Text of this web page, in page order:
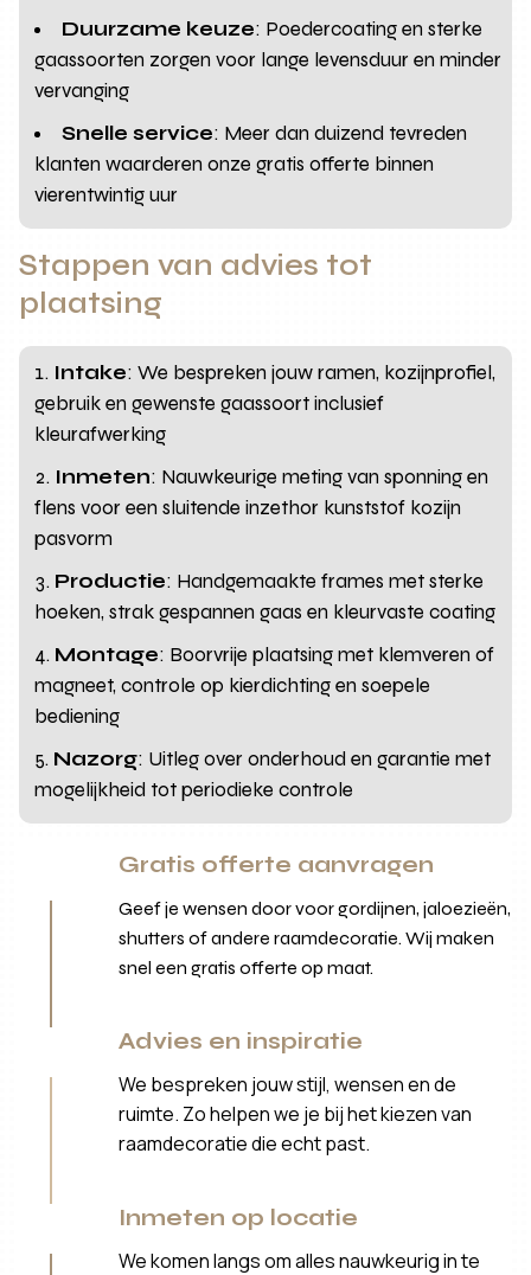
Duurzame keuze: Poedercoating en sterke
gaassoorten zorgen voor lange levensduur en minder
vervanging
Snelle service: Meer dan duizend tevreden
klanten waarderen onze gratis offerte binnen
vierentwintig uur
Stappen van advies tot
plaatsing
Intake: We bespreken jouw ramen, kozijnprofiel,
gebruik en gewenste gaassoort inclusief
kleurafwerking
Inmeten: Nauwkeurige meting van sponning en
flens voor een sluitende inzethor kunststof kozijn
pasvorm
Productie: Handgemaakte frames met sterke
hoeken, strak gespannen gaas en kleurvaste coating
Montage: Boorvrije plaatsing met klemveren of
magneet, controle op kierdichting en soepele
bediening
Nazorg: Uitleg over onderhoud en garantie met
mogelijkheid tot periodieke controle
Gratis offerte aanvragen
Geef je wensen door voor gordijnen, jaloezieën,
shutters of andere raamdecoratie. Wij maken
snel een gratis offerte op maat.
Advies en inspiratie
We bespreken jouw stijl, wensen en de
ruimte. Zo helpen we je bij het kiezen van
raamdecoratie die echt past.
Inmeten op locatie
We komen langs om alles nauwkeurig in te